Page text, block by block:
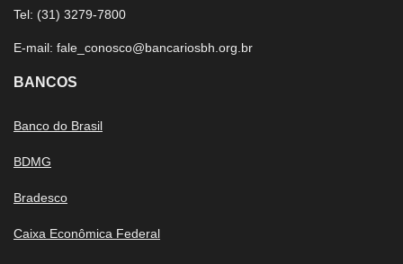
Tel: (31) 3279-7800
E-mail: fale_conosco@bancariosbh.org.br
BANCOS
Banco do Brasil
BDMG
Bradesco
Caixa Econômica Federal